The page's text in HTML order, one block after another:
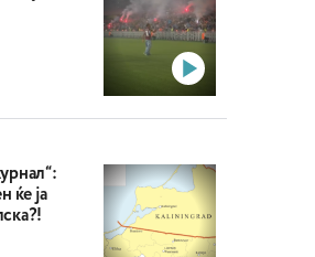
ќе ја